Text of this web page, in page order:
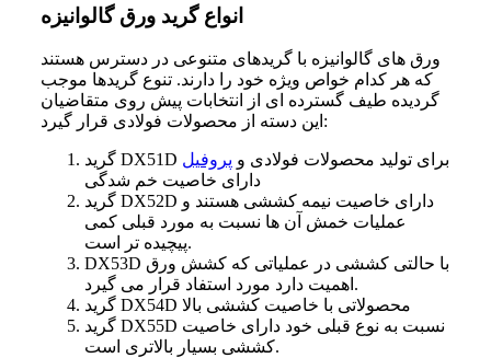
انواع گرید ورق گالوانیزه
ورق های گالوانیزه با گریدهای متنوعی در دسترس هستند
که هر کدام خواص ویژه خود را دارند. تنوع گریدها موجب
گردیده طیف گسترده ای از انتخابات پیش روی متقاضیان
این دسته از محصولات فولادی قرار گیرد:
گرید DX51D برای تولید محصولات فولادی و پروفیل
دارای خاصیت خم شدگی
گرید DX52D دارای خاصیت نیمه کششی هستند و
عملیات خمش آن ها نسبت به مورد قبلی کمی
پیچیده تر است.
DX53D با حالتی کششی در عملیاتی که کشش ورق
اهمیت دارد مورد استفاد قرار می گیرد.
گرید DX54D محصولاتی با خاصیت کششی بالا
گرید DX55D نسبت به نوع قبلی خود دارای خاصیت
کششی بسیار بالاتری است.